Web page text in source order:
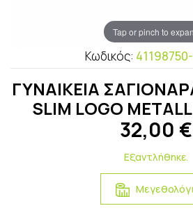
Tap or pinch to
Κωδικός:
ΓΥΝΑΙΚΕΙΑ
SLIM LOGO
32,00 €
Εξαντλήθηκε.